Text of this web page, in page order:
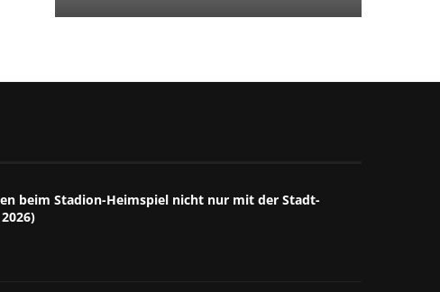
beim Stadion-Heimspiel nicht nur mit der Stadt-